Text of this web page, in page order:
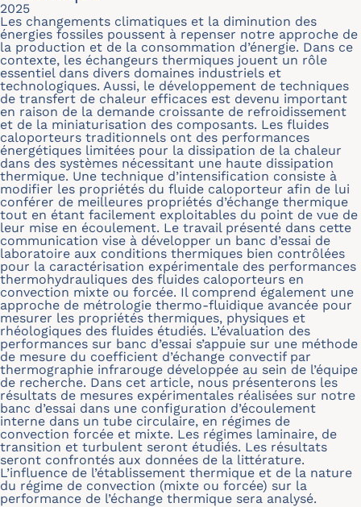
2025
Les changements climatiques et la diminution des
énergies fossiles poussent à repenser notre approche de
la production et de la consommation d’énergie. Dans ce
contexte, les échangeurs thermiques jouent un rôle
essentiel dans divers domaines industriels et
technologiques. Aussi, le développement de techniques
de transfert de chaleur efficaces est devenu important
en raison de la demande croissante de refroidissement
et de la miniaturisation des composants. Les fluides
caloporteurs traditionnels ont des performances
énergétiques limitées pour la dissipation de la chaleur
dans des systèmes nécessitant une haute dissipation
thermique. Une technique d’intensification consiste à
modifier les propriétés du fluide caloporteur afin de lui
conférer de meilleures propriétés d’échange thermique
tout en étant facilement exploitables du point de vue de
leur mise en écoulement. Le travail présenté dans cette
communication vise à développer un banc d’essai de
laboratoire aux conditions thermiques bien contrôlées
pour la caractérisation expérimentale des performances
thermohydrauliques des fluides caloporteurs en
convection mixte ou forcée. Il comprend également une
approche de métrologie thermo-fluidique avancée pour
mesurer les propriétés thermiques, physiques et
rhéologiques des fluides étudiés. L’évaluation des
performances sur banc d’essai s’appuie sur une méthode
de mesure du coefficient d’échange convectif par
thermographie infrarouge développée au sein de l’équipe
de recherche. Dans cet article, nous présenterons les
résultats de mesures expérimentales réalisées sur notre
banc d’essai dans une configuration d’écoulement
interne dans un tube circulaire, en régimes de
convection forcée et mixte. Les régimes laminaire, de
transition et turbulent seront étudiés. Les résultats
seront confrontés aux données de la littérature.
L’influence de l’établissement thermique et de la nature
du régime de convection (mixte ou forcée) sur la
performance de l’échange thermique sera analysé.